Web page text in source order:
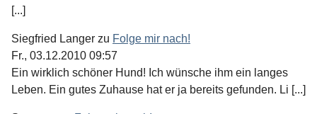
[...]
Siegfried Langer zu Folge mir nach!
Fr., 03.12.2010 09:57
Ein wirklich schöner Hund! Ich wünsche ihm ein langes
Leben. Ein gutes Zuhause hat er ja bereits gefunden. Li [...]